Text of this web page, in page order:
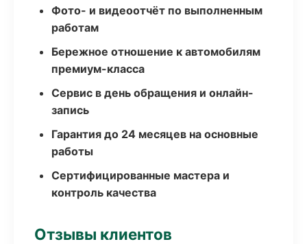
Фото- и видеоотчёт по выполненным
работам
Бережное отношение к автомобилям
премиум-класса
Сервис в день обращения и онлайн-
запись
Гарантия до 24 месяцев на основные
работы
Сертифицированные мастера и
контроль качества
Отзывы клиентов